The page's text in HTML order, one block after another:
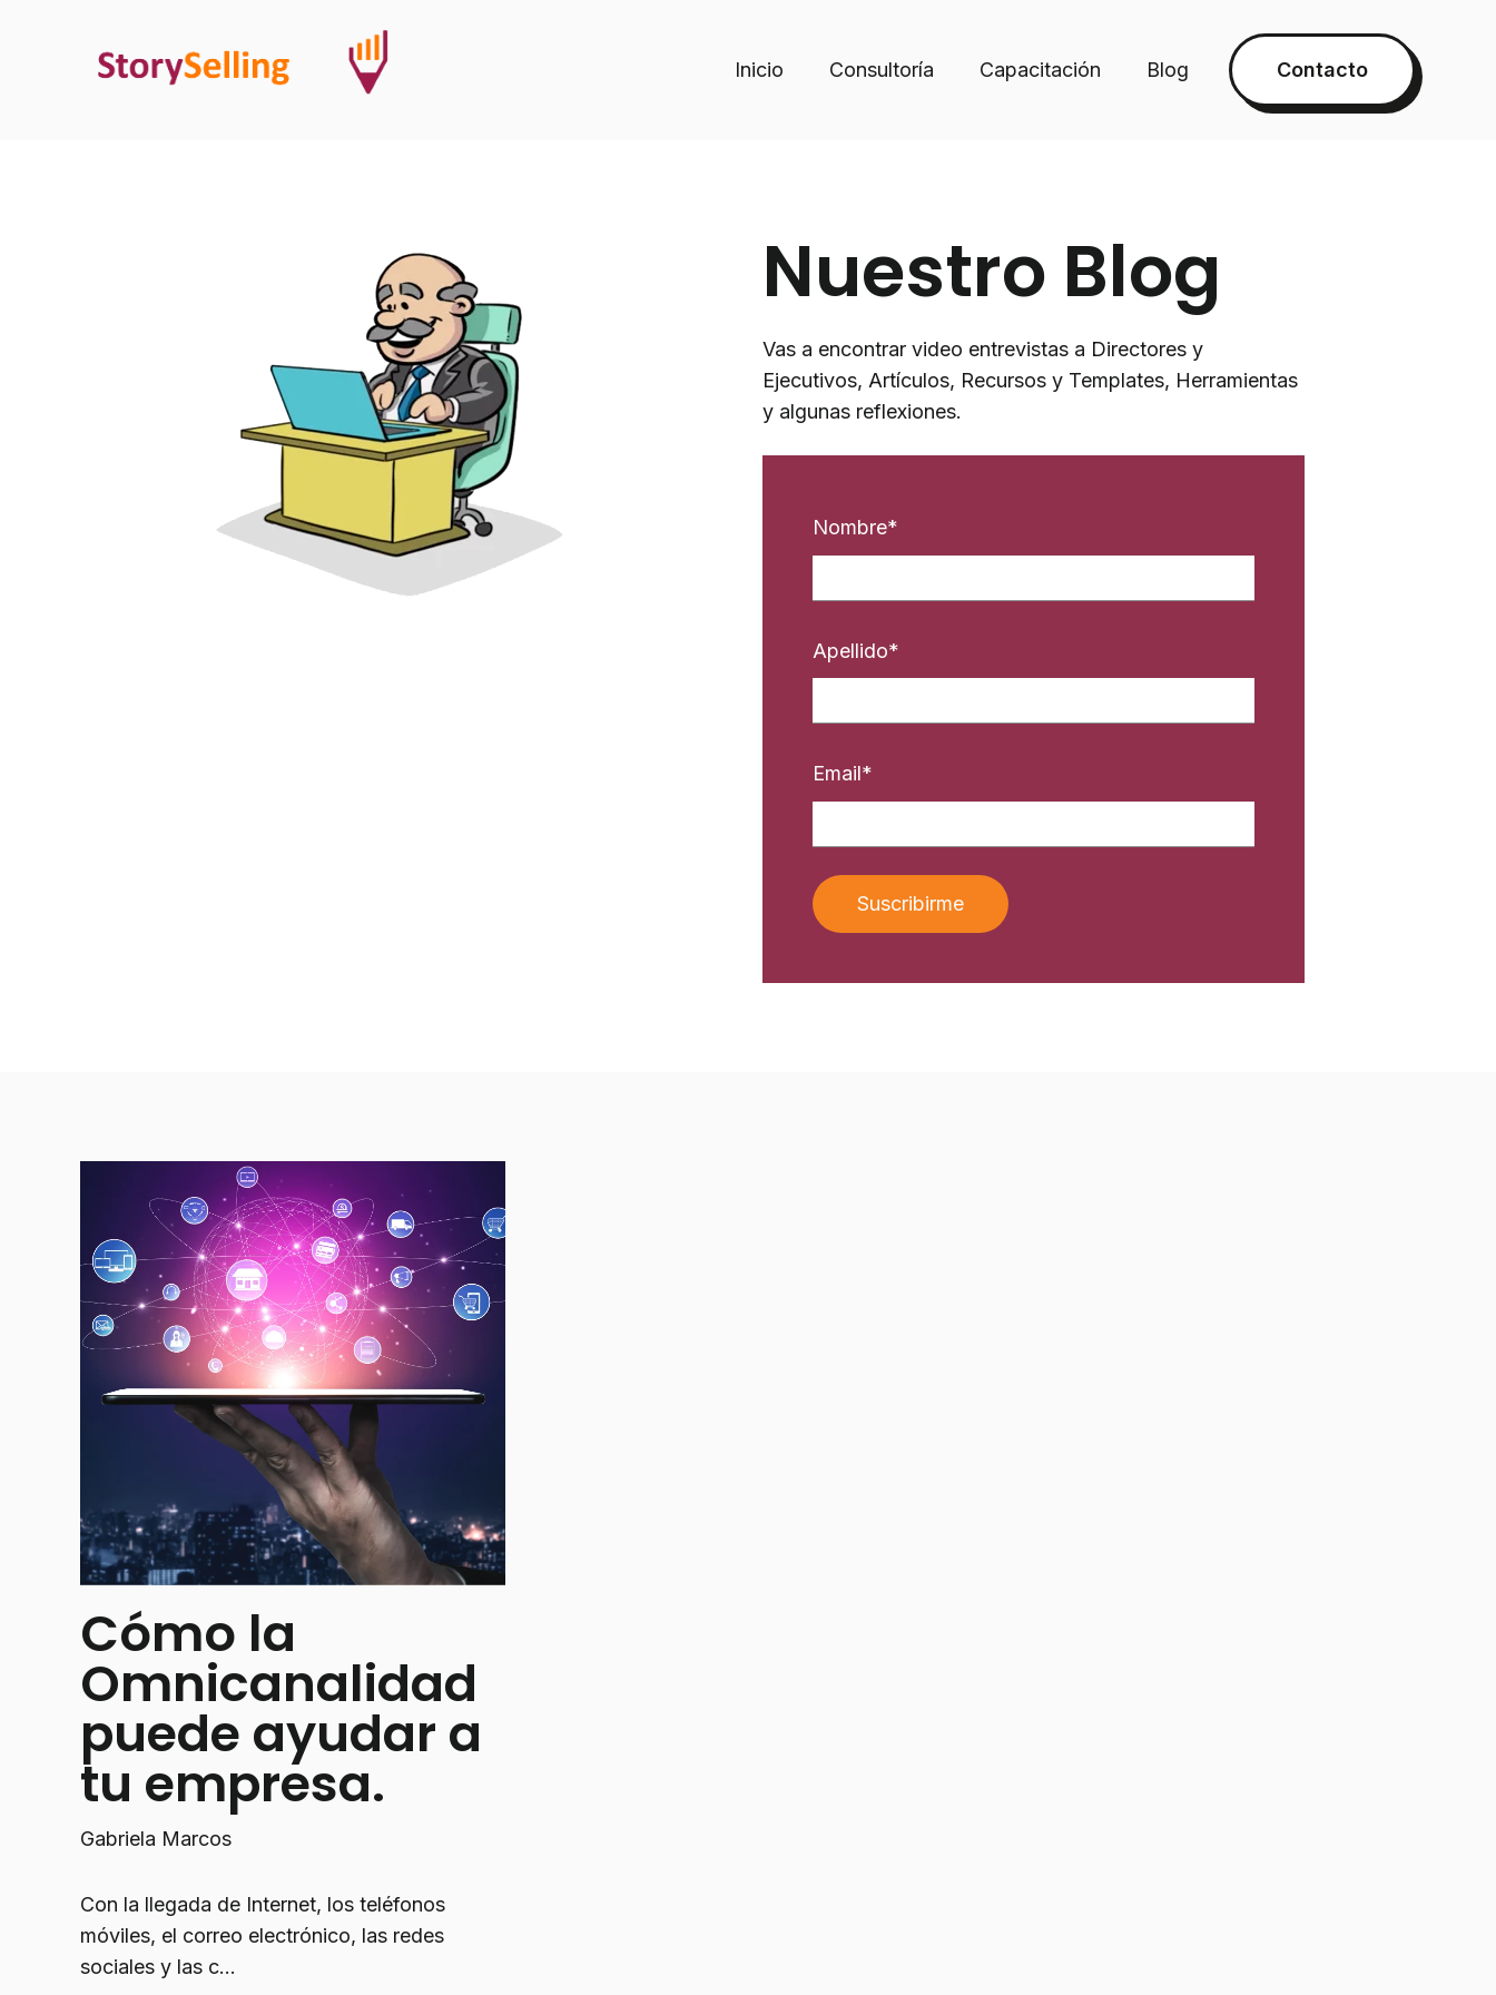
Inicio Consultoría Capacitación Blog Contacto
Nuestro Blog
Vas a encontrar video entrevistas a Directores y
Ejecutivos, Artículos, Recursos y Templates, Herramientas
y algunas reflexiones.
Nombre*
Apellido*
Email*
Cómo la
Omnicanalidad
puede ayudar a
tu empresa.
Gabriela Marcos
Con la llegada de Internet, los teléfonos
móviles, el correo electrónico, las redes
sociales y las c...